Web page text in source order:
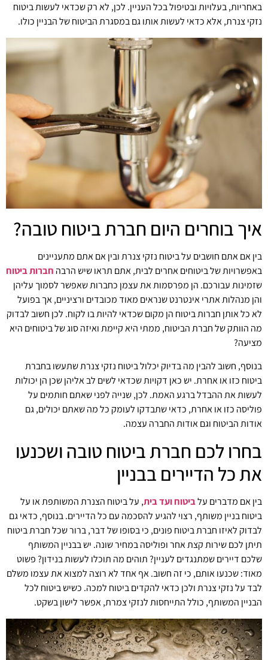
באחריות, בעלויות ובטיפול בכל העניין. לכן, לא רק שכדאי לעשות ביטוח
נזקי צנרת, אלא כדאי לעשות אותו גם במסגרת הביטוח של הבניין כולו.
איך בוחרים היום חברת ביטוח טובה?
בין אם אתם חושבים על ביטוח נזקי צנרת ובין אם אתם מתעניינים
באפשרויות של ביטוחים אחרים לבית, אתם תראו שיש הרבה חברות ביטוח
שזמינות עבורכם. הן מפרסמות את עצמן כחברות שאפשר לסמוך עליהן
והן מנהלות אתרי אינטרנט שנראים מאוד מכובדים ורציניים, אך בפועל
לא כל אותן חברות ביטוח הן מקום שכדאי להיות בו לקוח. לכן חשוב לבדוק
מה הוותק של חברת הביטוח, ממתי היא קיימת ואיזה סוג של ביטוחים היא
מציעה?
בנוסף, חשוב להבין מה בדיוק יכלול ביטוח נזקי צנרת שתעשו בחברת
ביטוח כזו או אחרת. יש כאן דקויות שכדאי לשים לב אליהן שכן הן יכולות
לעשות את ההבדל ברגע האמת. לכן, שנייה לפני שאתם חותמים על
פוליסה כזו או אחרת, כדאי שתבדקו לעומק כל מה שאתם יכולים, גם
אודות הביטוח וגם אודות החברה עצמה.
בחרו לכם חברת ביטוח טובה ושכנעו
את כל הדיירים בבניין
בין אם מדברים עלביטוח ועד בית, על ביטוח הצנרת המשותפת או על
ביטוח בניין משותף, רצוי להגיע להסכמה עם כל הדיירים. בנוסף, כדאי גם
לבדוק לאיזו חברת ביטוח פונים, כי בסופו של דבר, ברור שכל חברת ביטוח
תיתן לכם שירות קצת אחר ופוליסה במחיר שונה. יש בבניין המשותף
שלכם דיירים שמתנגדים לעניין? תוהים מה תוכלו לעשות בנידון? פשוט
מאוד: שכנעו אותם, כי זה חשוב. אף אחד לא רוצה למצוא את עצמו משלם
לבד על נזקי צנרת ולכן כדאי להקדים ביטוח למכה. כשיש ביטוח לכל
הבניין המשותף, כולל התייחסות לנזקי צמרת, אפשר לישון בשקט.